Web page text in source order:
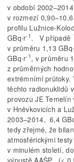
v období
v rozmezí 0,90–10,6
profilu Lužnice-
GBq∙r-1 . V případě
v průměru 1,13
GBq∙r-1 , v průměru
z průměrných
extrémními průtoky.
těchto radionuklidů
provozu JE
v Hněvkovicích a
2003–2014, 6,4
tedy zřejmé, že
atmosférickými
v minulém století,
výpustě AAŠP (<